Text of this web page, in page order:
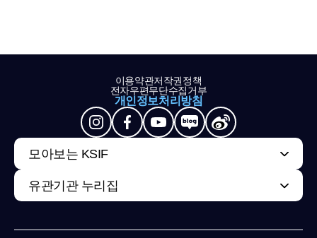
이용약관저작권정책
전자우편무단수집거부
개인정보처리방침
모아보는 KSIF
유관기관 누리집